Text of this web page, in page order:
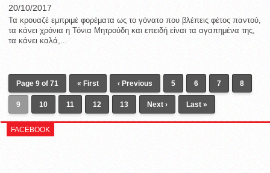
20/10/2017
Τα κρουαζέ εμπριμέ φορέματα ως το γόνατο που βλέπεις φέτος παντού,
τα κάνει χρόνια η Τόνια Μητρούδη και επειδή είναι τα αγαπημένα της,
τα κάνει καλά,...
Page 9 of 71 « First ‹ Previous 5 6 7 8
9 10 11 12 13 Next › Last »
FACEBOOK